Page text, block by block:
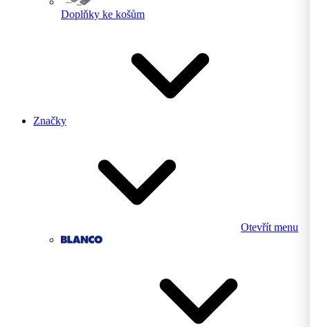
Doplňky ke košům
Značky
Otevřít menu